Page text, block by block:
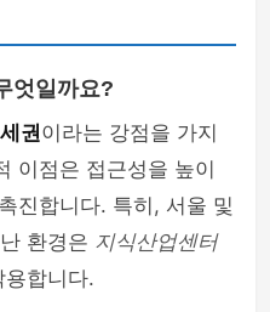
엇일까요?
권이라는 강점을 가지
이점은 접근성을 높이
진합니다. 특히, 서울 및
환경은 지식산업센터
합니다.